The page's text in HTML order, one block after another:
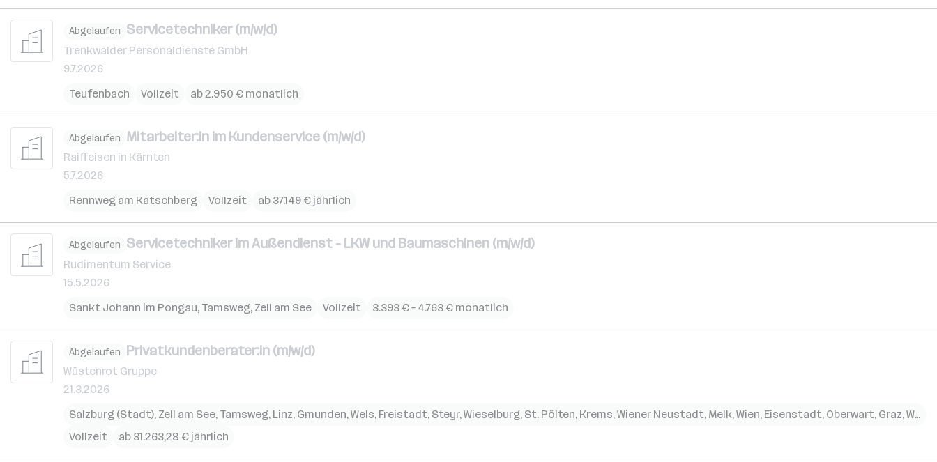
Abgelaufen Servicetechniker (m/w/d)
Trenkwalder Personaldienste GmbH
9.7.2026
Teufenbach
Vollzeit ab 2.950 € monatlich
Abgelaufen Mitarbeiter:in im Kundenservice (m/w/d)
Raiffeisen in Kärnten
5.7.2026
Rennweg am Katschberg
Vollzeit ab 37.149 € jährlich
Abgelaufen Servicetechniker im Außendienst - LKW und Baumaschinen (m/w/d)
Rudimentum Service
15.5.2026
Sankt Johann im Pongau, Tamsweg, Zell am See Vollzeit 3.393 € – 4.763 € monatlich
Abgelaufen Privatkundenberater:in (m/w/d)
Wüstenrot Gruppe
21.3.2026
Salzburg (Stadt), Zell am See, Tamsweg, Linz, Gmunden,Wels, Freistadt, Steyr,Wieselburg, St. Pölten, Krems,Wiener Neustadt, Melk,Wien, Eisenstadt, Oberwart, Graz,Weiz
Vollzeit
ab 31.263,28 € jährlich